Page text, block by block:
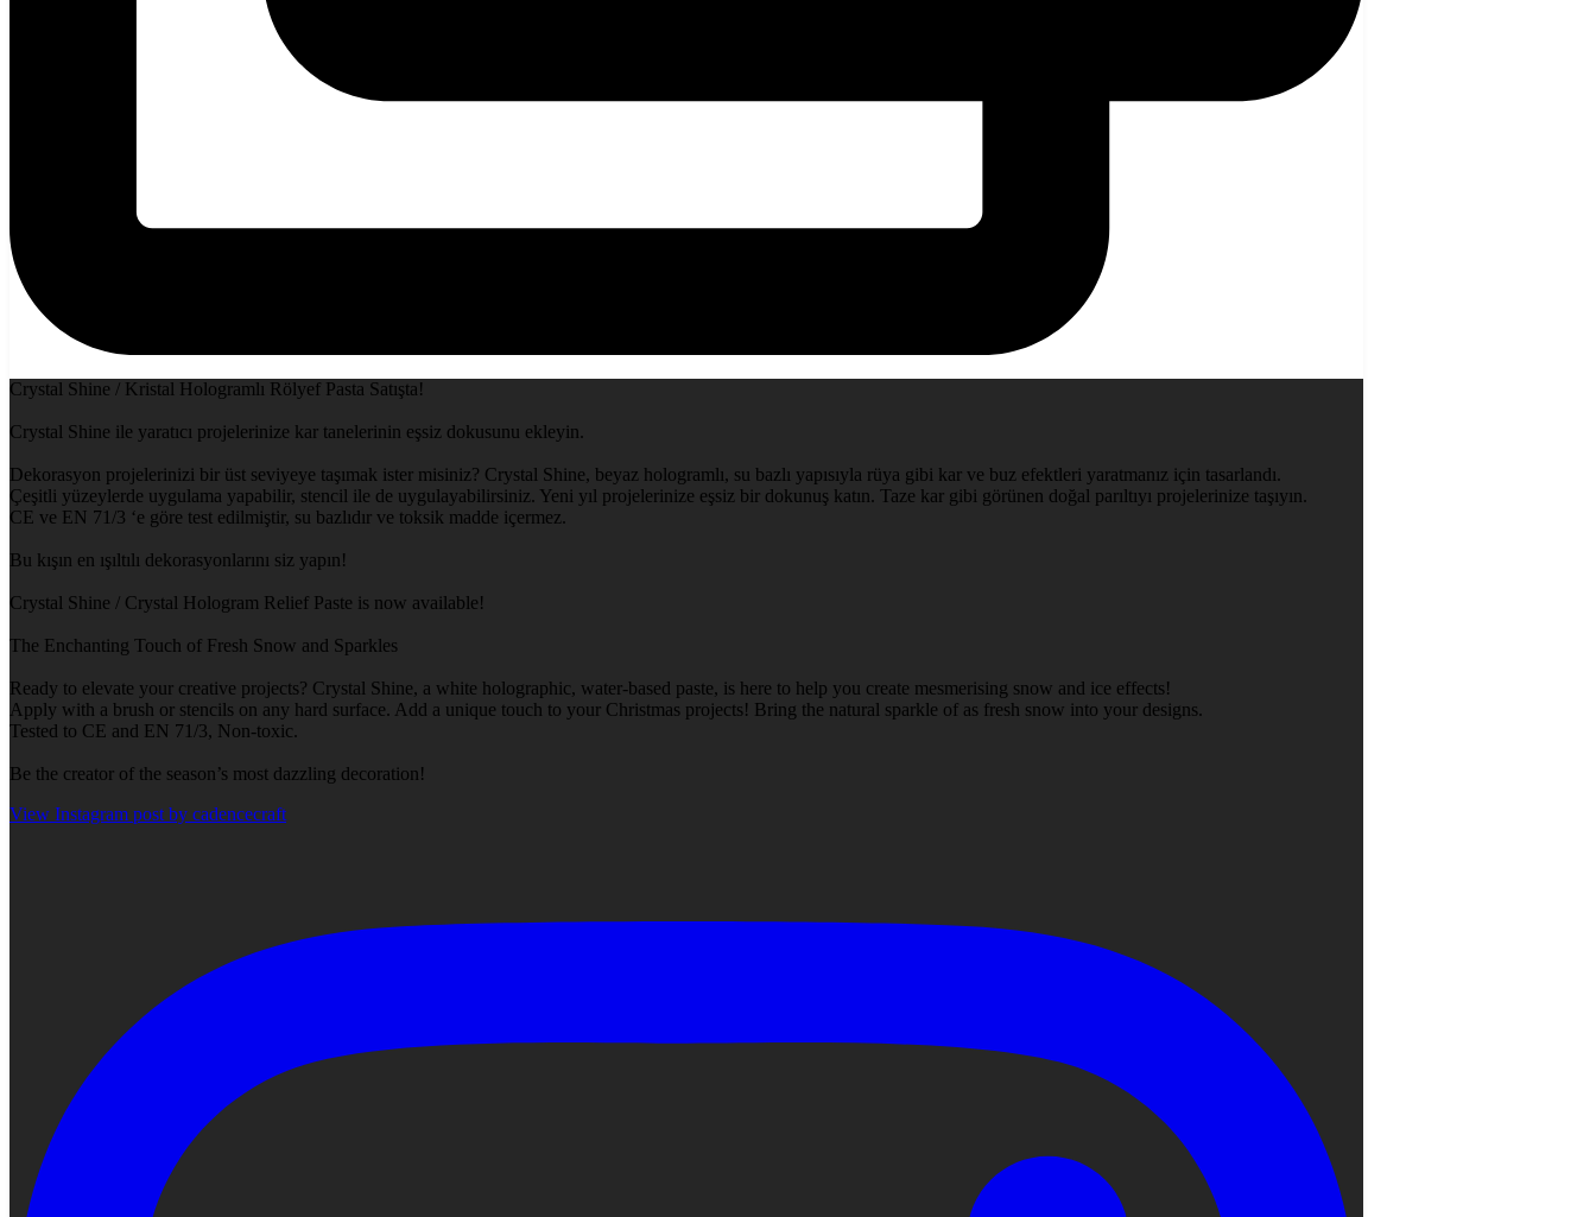
Crystal Shine / Kristal Hologramlı Rölyef Pasta Satışta!
Crystal Shine ile yaratıcı projelerinize kar tanelerinin eşsiz dokusunu ekleyin.
Dekorasyon projelerinizi bir üst seviyeye taşımak ister misiniz? Crystal Shine, beyaz hologramlı, su bazlı yapısıyla rüya gibi kar ve buz efektleri yaratmanız için tasarlandı.
Çeşitli yüzeylerde uygulama yapabilir, stencil ile de uygulayabilirsiniz. Yeni yıl projelerinize eşsiz bir dokunuş katın. Taze kar gibi görünen doğal parıltıyı projelerinize taşıyın.
CE ve EN 71/3 ‘e göre test edilmiştir, su bazlıdır ve toksik madde içermez.
Bu kışın en ışıltılı dekorasyonlarını siz yapın!
Crystal Shine / Crystal Hologram Relief Paste is now available!
The Enchanting Touch of Fresh Snow and Sparkles
Ready to elevate your creative projects? Crystal Shine, a white holographic, water-based paste, is here to help you create mesmerising snow and ice effects!
Apply with a brush or stencils on any hard surface. Add a unique touch to your Christmas projects! Bring the natural sparkle of as fresh snow into your designs.
Tested to CE and EN 71/3, Non-toxic.
Be the creator of the season’s most dazzling decoration!
View Instagram post by cadencecraft